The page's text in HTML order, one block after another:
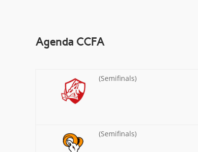
Agenda CCFA
(Semifinals)
(Semifinals)